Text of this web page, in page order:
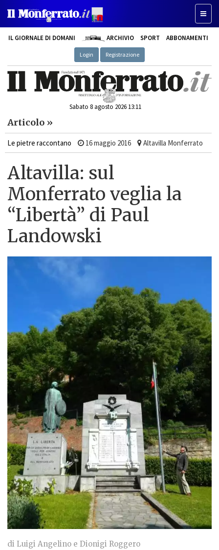
IL GIORNALE DI DOMANI ARCHIVIO SPORT ABBONAMENTI
Login Registrazione
Sabato 8 agosto 2026 13:11
Articolo »
Le pietre raccontano 16 maggio 2016 Altavilla Monferrato
Altavilla: sul
Monferrato veglia la
“Libertà” di Paul
Landowski
di Luigi Angelino e Dionigi Roggero